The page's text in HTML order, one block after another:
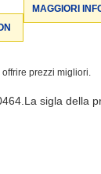
MAGGIORI
prezzi migliori.
sigla della